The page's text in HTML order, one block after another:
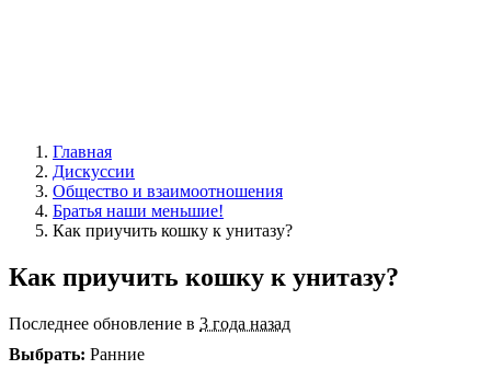
Главная
Дискуссии
Общество и взаимоотношения
Братья наши меньшие!
Как приучить кошку к унитазу?
Как приучить кошку к унитазу?
Последнее обновление в 3 года назад
Выбрать: Ранние